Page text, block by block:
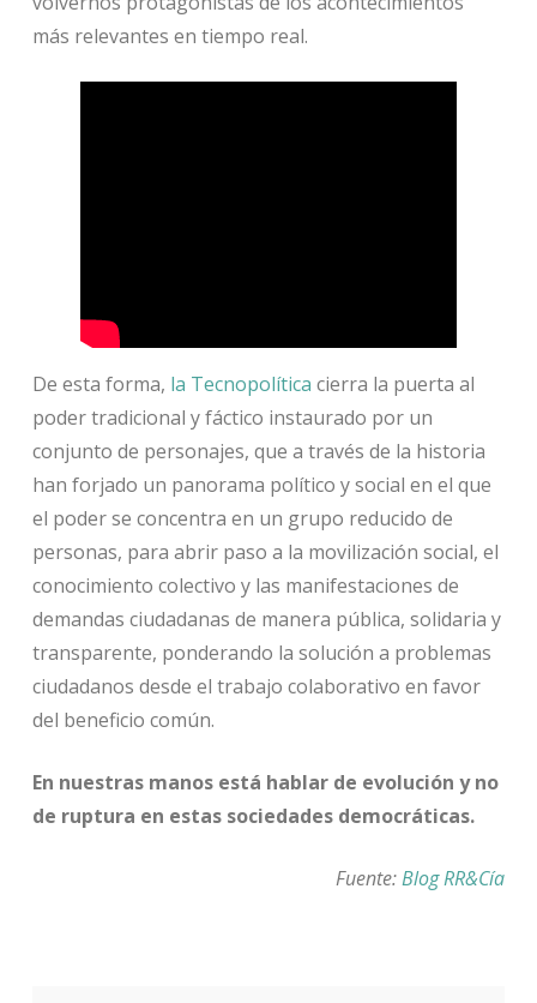
más relevantes en tiempo real.
De esta forma, la Tecnopolítica cierra la puerta al
poder tradicional y fáctico instaurado por un
conjunto de personajes, que a través de la historia
han forjado un panorama político y social en el que
el poder se concentra en un grupo reducido de
personas, para abrir paso a la movilización social, el
conocimiento colectivo y las manifestaciones de
demandas ciudadanas de manera pública, solidaria y
transparente, ponderando la solución a problemas
ciudadanos desde el trabajo colaborativo en favor
del beneficio común.
En nuestras manos está hablar de evolución y no
de ruptura en estas sociedades democráticas.
Fuente:Blog RR&Cía